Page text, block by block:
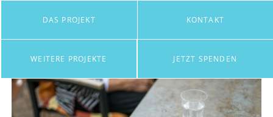
DAS PROJEKT KONTAKT
WEITERE PROJEKTE JETZT SPENDEN